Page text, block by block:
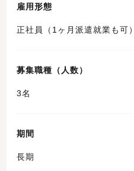
雇用形態
正社員（1ヶ月派遣就業も可）
募集職種（人数）
3名
期間
長期